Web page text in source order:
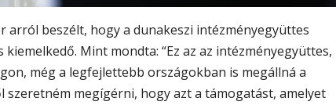
arról beszélt, hogy a dunakeszi intézményegyüttes
Mint mondta: “Ez az az intézményegyüttes,
még a legfejlettebb országokban is megállná a
szeretném megígérni, hogy azt a támogatást, amelyet